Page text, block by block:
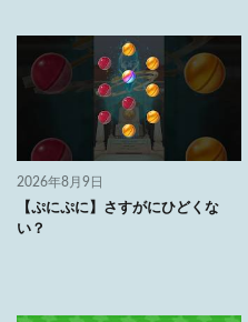
2026年8月9日
【ぷにぷに】さすがにひどくな
い？